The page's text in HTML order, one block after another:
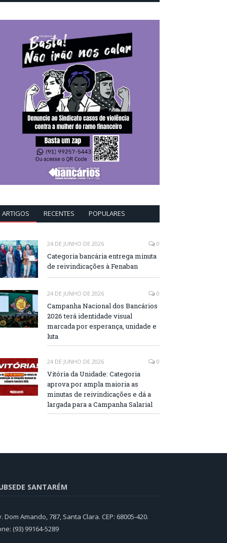
ARTIGOS RECENTES POPULARES
24 DE JUNHO DE 2026 0
Categoria bancária entrega minuta
de reivindicações à Fenaban
24 DE JUNHO DE 2026 0
Campanha Nacional dos Bancários
2026 terá identidade visual
marcada por esperança, unidade e
luta
24 DE JUNHO DE 2026 0
Vitória da Unidade: Categoria
aprova por ampla maioria as
minutas de reivindicações e dá a
largada para a Campanha Salarial
SANTARÉM
Dom Amando, 787, Santa Clara. CEP: 68005-420.
(93) 99164-5289